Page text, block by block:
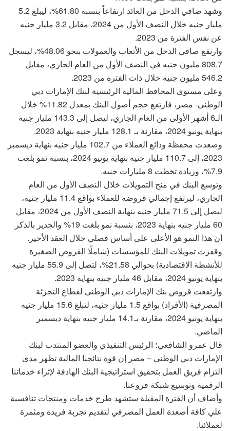
وشهد صافي الدخل من العائد ارتفاعاً بنسبة 61.80%، ليبلغ 5.2
مليار جنيه خلال النصف الأول من 2024، مقابل 3.2 مليار جنيه
عن نفس الفترة من 2023.
وارتفع صافي الدخل من الأتعاب والعمولات بنحو 48.06%، ليسجل
808.7 مليون جنيه في النصف الأول من العام الجاري، مقابل
546.2 مليون جنيه خلال ذات الفترة من 2023.
وعلى مستوى المحافظ المالية الرئيسية لبنك الإمارات دبي
الوطني- مصر، فارتفع حجم أصول البنك بمعدل 11.82% خلال
الـ6 أشهر الأولى من العام الجاري، ليصل إلى 143.3 مليار جنيه
بنهاية يونيو 2024، مقارنة بـ 128.1 مليار جنيه بنهاية 2023.
وصعدت محفظة ودائع العملاء من 102.7 مليار جنيه بنهاية ديسمبر
2023، إلى 110.7 مليار جنيه بنهاية يونيو 2024، بنسبة نمو بلغت
7.9%، وزيادة تخطت 8 مليارات جنيه.
وتوسع البنك في منح التمويلات خلال النصف الأول من العام
الجاري، ليرتفع إجمالي قروضه للعملاء بواقع 11.4 مليار جنيه،
ليصل إلى 71.5 مليار جنيه بنهاية النصف الأول من 2024، مقابل
60 مليار جنيه بنهاية 2023، بنسبة نمو بلغت 19% والجدير بالذكر
أن هذا النمو هو الأعلى على أساس فصلي خلال العقد الأخير.
وقفزت تمويلات البنك للمؤسسات (شاملًا القروض الصغيرة
للأنشطة الاقتصادية) بحوالي 21.58%، لتصل إلى 55.9 مليار جنيه
بنهاية يونيو 2024، مقابل 46 مليار جنيه بنهاية 2023.
وارتفعت قروض بنك الإمارات دبي الوطني لقطاع التجزئة
المصرفية (الأفراد) بواقع 1.5 مليار جنيه، لتبلغ 15.6 مليار جنيه
بنهاية يونيو 2024، مقارنة بـ14.1 مليار جنيه بنهاية ديسمبر
الماضي.
قال عمرو الشافعي؛ الرئيس التنفيذي والعضو المنتدب لبنك
الإمارات دبي الوطني – مصر إن قوة نتائجنا المالية تظهر مدى
التزام فريق العمل بتحقيق استراتيجية البنك الهادفة لإثراء خدماتنا
الرقمية وتوسيع شبكة فروعنا.
وأضاف أن الفترة المقبلة ستشهد طرح خدمات ومنتجات تنافسية
علي كافة أصعدة العمل المصرفي لتقديم تجربة فريدة ومثمرة
لعملائنا.